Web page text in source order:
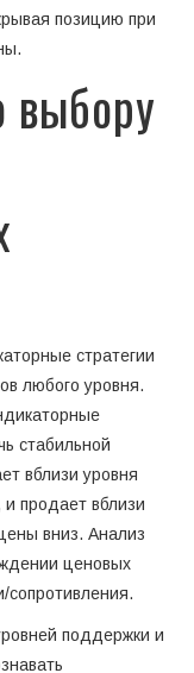
позицию при
выбору
стратегии
любого уровня.
стабильной
вблизи уровня
продает вблизи
вниз. Анализ
ценовых
сопротивления.
поддержки и